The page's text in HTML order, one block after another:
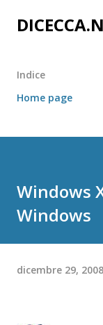
Indice
Home page
Windows
Windows
dicembre 29, 2008